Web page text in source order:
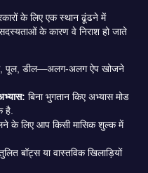
के लिए एक स्थान ढूंढने में
सदस्यताओं के कारण वे निराश हो जाते
पूल, डील—अलग-अलग ऐप खोजने
बिना भुगतान किए अभ्यास मोड
है.
के लिए आप किसी मासिक शुल्क में
बॉट्स या वास्तविक खिलाड़ियों